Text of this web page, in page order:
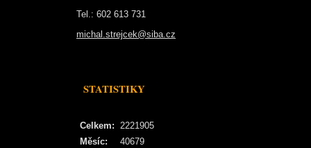
Tel.: 602 613 731
michal.strejcek@siba.cz
STATISTIKY
Celkem: 2221905
Měsíc:
40679